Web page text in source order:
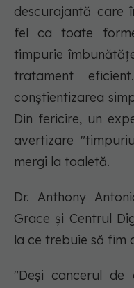
descurajantă care
fel ca toate
timpurie
tratament
conștientizarea
Din fericire, un
avertizare
mergi la toaletă.
Dr. Anthony
Grace și Centrul
la ce trebuie să fim
"Deși cancerul de